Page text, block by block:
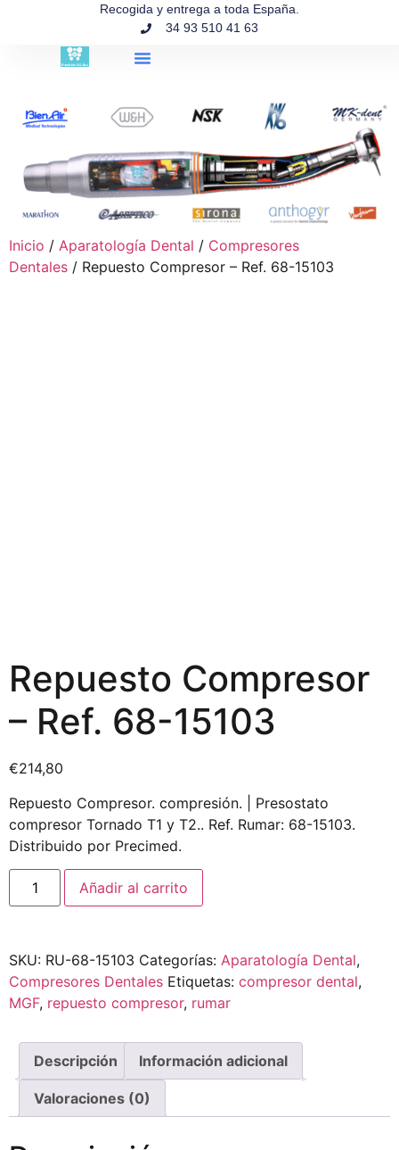
Recogida y entrega a toda España.
34 93 510 41 63
Inicio / Aparatología Dental / Compresores
Dentales / Repuesto Compresor – Ref. 68-15103
Repuesto Compresor
– Ref. 68-15103
€214,80
Repuesto Compresor. compresión. | Presostato
compresor Tornado T1 y T2.. Ref. Rumar: 68-15103.
Distribuido por Precimed.
Añadir al carrito
SKU: RU-68-15103 Categorías: Aparatología Dental,
Compresores Dentales Etiquetas: compresor dental,
MGF, repuesto compresor, rumar
Descripción Información adicional
Valoraciones (0)